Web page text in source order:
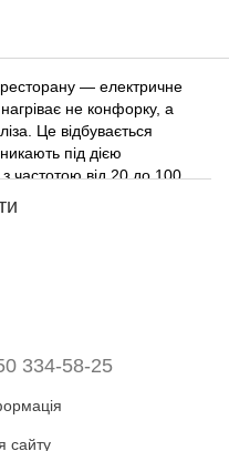
— електричне
не конфорку, а
Це відбувається
під дією
з частотою від 20 до 100
для кухні HoReCa
кухонний прилад, у якому
334-58-25
сайту